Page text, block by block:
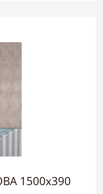
1500x390